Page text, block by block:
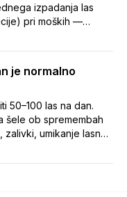
izpadanja las
pri moških —
ter tanjšanje in izgubo
pomembno opaziti
uspešnejše,
še aktivni.
je normalno
50–100 las na dan.
šele ob spremembah
umikanje lasne
Ob opaznih